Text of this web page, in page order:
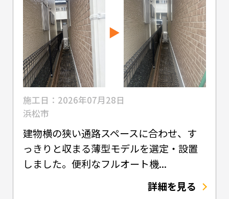
施工日：2026年07月28日
浜松市
建物横の狭い通路スペースに合わせ、す
っきりと収まる薄型モデルを選定・設置
しました。便利なフルオート機...
詳細を見る